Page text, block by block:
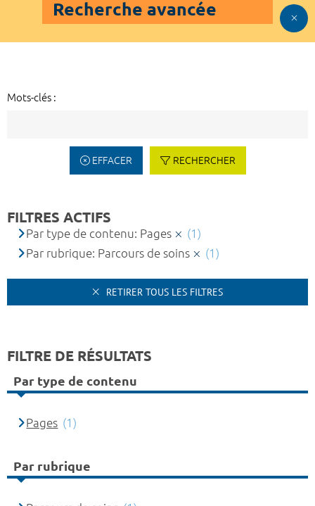
Recherche avancée
Mots-clés :
EFFACER RECHERCHER
FILTRES ACTIFS
Par type de contenu: Pages
(1)
Par rubrique: Parcours de soins
(1)
RETIRER TOUS LES FILTRES
FILTRE DE RÉSULTATS
Par type de contenu
Pages (1)
Par rubrique